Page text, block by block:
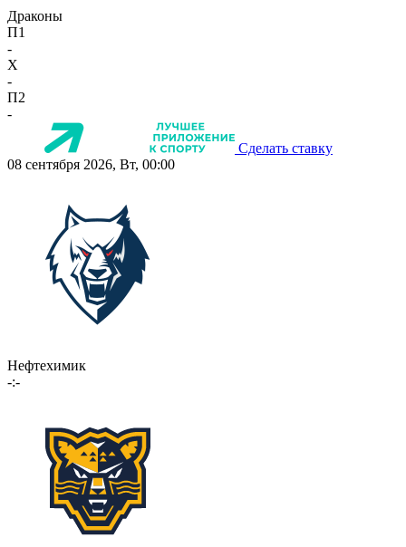
Драконы
П1
-
X
-
П2
-
Сделать ставку
08 сентября 2026, Вт, 00:00
Нефтехимик
-:-